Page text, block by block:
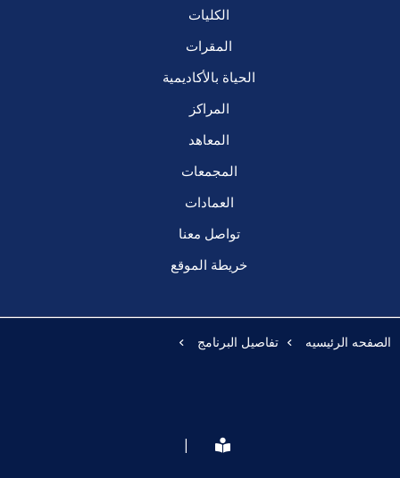
الكليات
المقرات
الحياة بالأكاديمية
المراكز
المعاهد
المجمعات
العمادات
تواصل معنا
خريطة الموقع
الصفحه الرئيسيه تفاصيل البرنامج
|